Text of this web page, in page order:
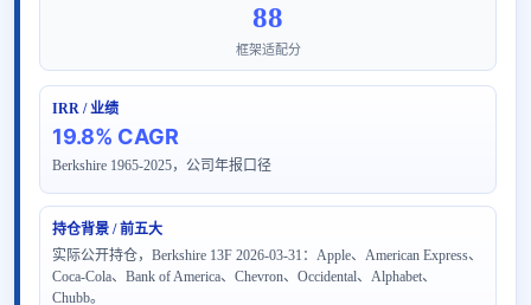
88
框架适配分
IRR / 业绩
19.8% CAGR
Berkshire 1965-2025，公司年报口径
持仓背景 / 前五大
实际公开持仓，Berkshire 13F 2026-03-31：Apple、American Express、
Coca-Cola、Bank of America、Chevron、Occidental、Alphabet、
Chubb。